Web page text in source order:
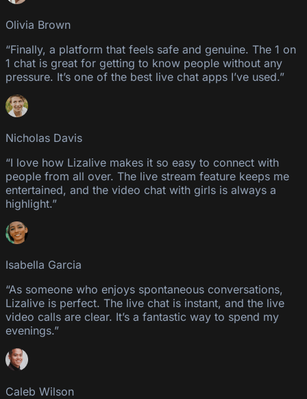
Olivia Brown
“Finally, a platform that feels safe and genuine. The 1 on
1 chat is great for getting to know people without any
pressure. It’s one of the best live chat apps I’ve used.”
Nicholas Davis
“I love how Lizalive makes it so easy to connect with
people from all over. The live stream feature keeps me
entertained, and the video chat with girls is always a
highlight.”
Isabella Garcia
“As someone who enjoys spontaneous conversations,
Lizalive is perfect. The live chat is instant, and the live
video calls are clear. It’s a fantastic way to spend my
evenings.”
Caleb Wilson